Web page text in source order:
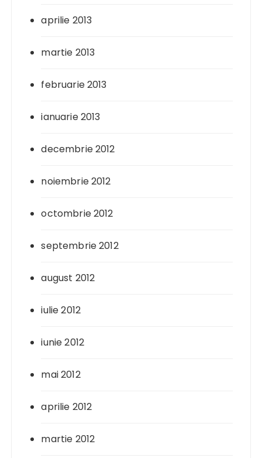
aprilie 2013
martie 2013
februarie 2013
ianuarie 2013
decembrie 2012
noiembrie 2012
octombrie 2012
septembrie 2012
august 2012
iulie 2012
iunie 2012
mai 2012
aprilie 2012
martie 2012